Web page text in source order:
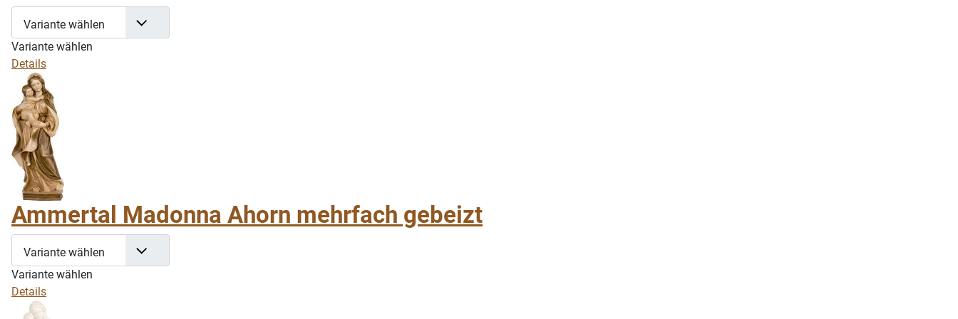
Variante wählen
Variante wählen
Details
Ammertal Madonna Ahorn mehrfach gebeizt
Variante wählen
Variante wählen
Details